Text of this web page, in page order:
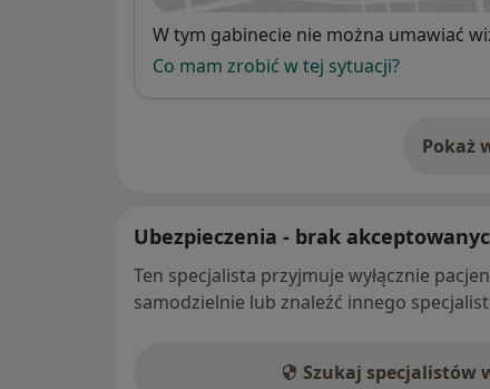
Dostępność
W tym gabinecie nie można umawiać
Co mam zrobić w tej sytuacji?
Pokaż
Ubezpieczenia - brak
Ten specjalista przyjmuje wyłącznie
samodzielnie lub znaleźć innego
Szukaj specjalistów